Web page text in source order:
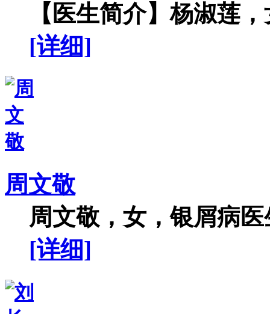
【医生简介】杨淑莲
[详细]
周文敬
周文敬，女，银屑病
[详细]